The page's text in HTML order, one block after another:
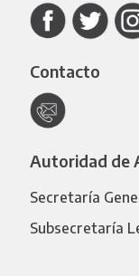
Contacto
Autoridad de
Secretaría
Subsecretaría